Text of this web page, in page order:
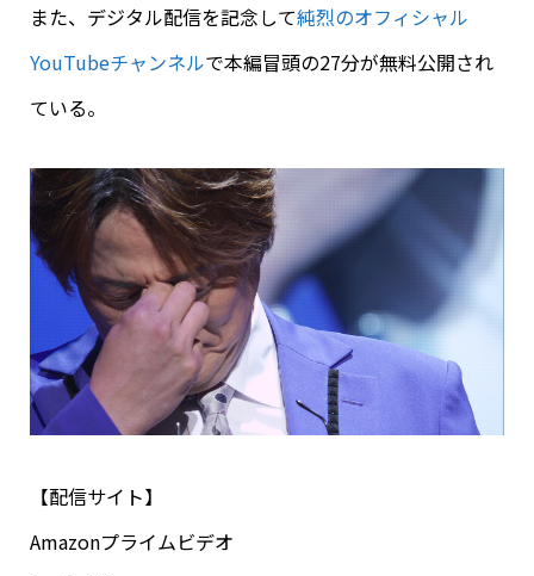
また、デジタル配信を記念して純烈のオフィシャル
YouTubeチャンネルで本編冒頭の27分が無料公開され
ている。
【配信サイト】
Amazonプライムビデオ